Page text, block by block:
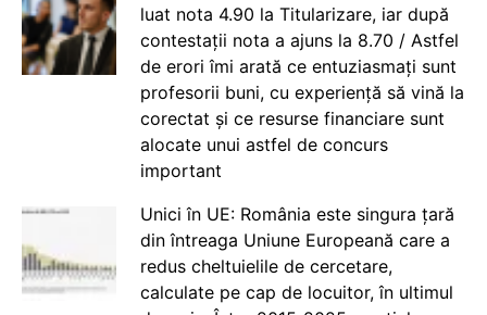
luat nota 4.90 la Titularizare, iar după
contestații nota a ajuns la 8.70 / Astfel
de erori îmi arată ce entuziasmați sunt
profesorii buni, cu experiență să vină la
corectat și ce resurse financiare sunt
alocate unui astfel de concurs
important
Unici în UE: România este singura țară
din întreaga Uniune Europeană care a
redus cheltuielile de cercetare,
calculate pe cap de locuitor, în ultimul